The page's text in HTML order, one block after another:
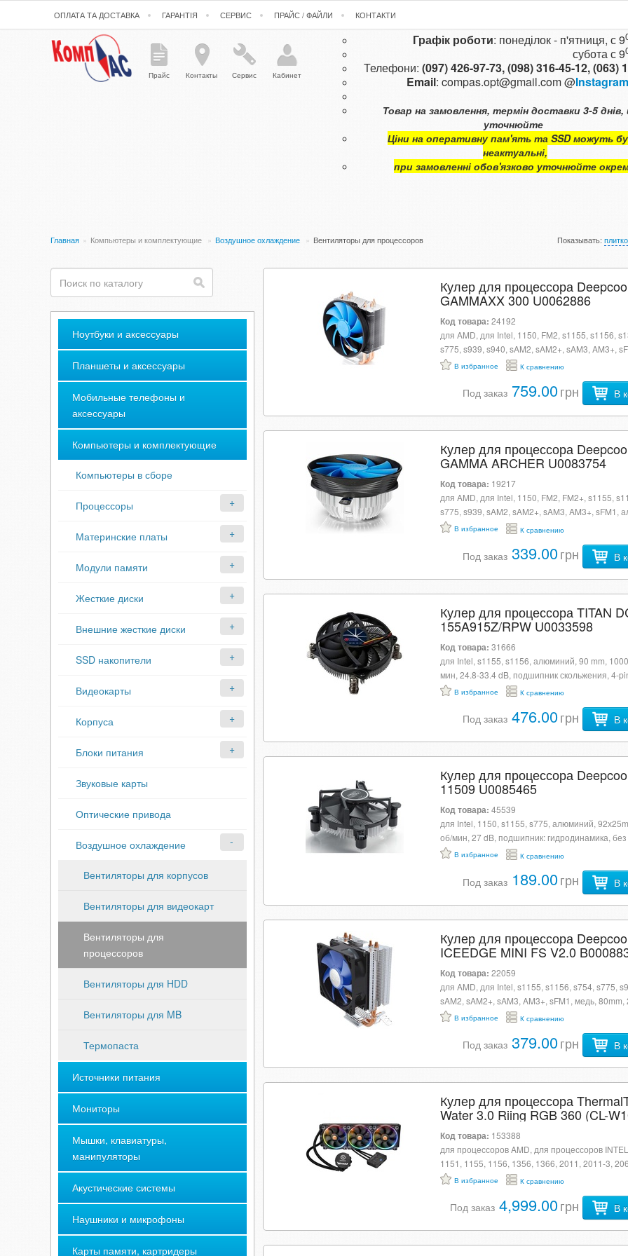
ОПЛАТА ТА ДОСТАВКА ГАРАНТІЯ СЕРВИС ПРАЙС / ФАЙЛИ КОНТАКТИ
Прайс Контакты Сервис Кабинет
Графік роботи: понеділок - п'ятниця, с 9
субота с9
Телефони: (097) 426-97-73,(098) 316-45-12,(063)
Email: compas.opt@gmail.com@Instagram
Товар на замовлення, термін доставки 3-5 днів,
уточнюйте
Ціни на оперативну пам'ять та SSD можуть
неактуальні,
при замовленні обов'язково уточнюйте
Главная » Компьютеры и комплектующие » Воздушное охлаждение » Вентиляторы для процессоров Показывать:
Ноутбуки и аксессуары
Планшеты и аксессуары
Мобильные телефоны и
аксессуары
Компьютеры и комплектующие
Компьютеры в сборе
Процессоры
Материнские платы
Модули памяти
Жесткие диски
Внешние жесткие диски
SSD накопители
Видеокарты
Корпуса
Блоки питания
Звуковые карты
Оптические привода
Воздушное охлаждение
Вентиляторы для корпусов
Вентиляторы для видеокарт
Вентиляторы для
процессоров
Вентиляторы для HDD
Вентиляторы для MB
Термопаста
Источники питания
Мониторы
Мышки, клавиатуры,
манипуляторы
Акустические системы
Наушники и микрофоны
Карты памяти, картридеры
Кулер для процессора
GAMMAXX 300 U0062886
Код товара: 24192
для AMD, для Intel, 1150, FM2, s1155, s1156,
s775, s939, s940, sAM2, sAM2+, sAM3, AM3+,
алюминий + медь, 120 mm, 1600 об/мин, >21 dB,
тепловые трубки
В избранное К сравнению
Под заказ759.00грн В
Кулер для процессора
GAMMA ARCHER U0083754
Код товара: 19217
для AMD, для Intel, 1150, FM2, FM2+, s1155,
s775, s939, sAM2, sAM2+, sAM3, AM3+, sFM1,
120 mm, 1600 об/мин, 13-32 dB, подшипник:
В избранное К сравнению
Под заказ339.00грн В
Кулер для процессора TITAN
155A915Z/RPW U0033598
Код товара: 31666
для Intel, s1155, s1156, алюминий, 90 mm,
мин, 24.8-33.4 dB, подшипник скольжения, 4-
подсветки
В избранное К сравнению
Под заказ476.00грн В
Кулер для процессора
11509 U0085465
Код товара: 45539
для Intel, 1150, s1155, s775, алюминий,
об/мин, 27 dB, подшипник: гидродинамика, без
подсветки
В избранное К сравнению
Под заказ189.00грн В
Кулер для процессора
ICEEDGE MINI FS V2.0
Код товара: 22059
для AMD, для Intel, s1155, s1156, s754, s775,
sAM2, sAM2+, sAM3, AM3+, sFM1, медь, 80mm,
мин, 23.4 dB, подшипник: гидродинамика, 3-pin,
В избранное К сравнению
Под заказ379.00грн В
Кулер для процессора
Water 3.0 Riing RGB 360 (CL-
PL12SW-A) U0308500
Код товара: 153388
для процессоров AMD, для процессоров
1151, 1155, 1156, 1356, 1366, 2011, 2011-3,
AM2+, AM3, AM3+, AM4, FM1, FM2, TR4,
В избранное К сравнению
Под заказ4,999.00грн В